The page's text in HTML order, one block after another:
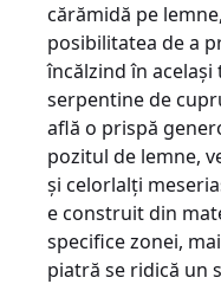
cără­mi­dă pe
posibilitatea de a
încălzind în
serpentine de
află o prispă
po­­zitul de lemne,
şi celorlalţi
e construit din
specifice zonei,
piatră se ridică un